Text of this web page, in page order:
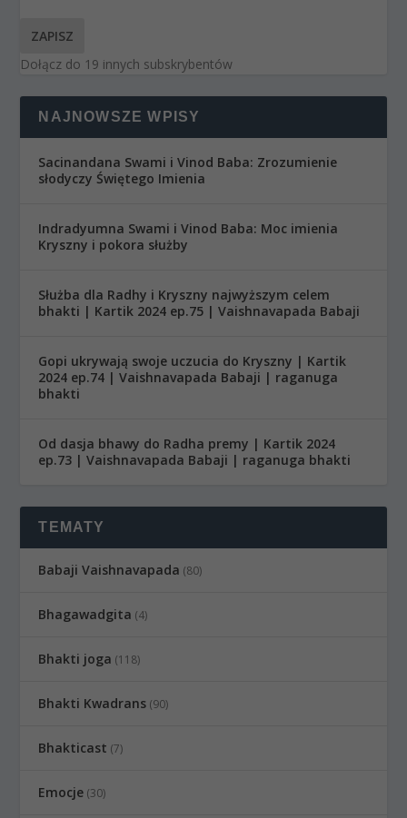
ZAPISZ
Dołącz do 19 innych subskrybentów
NAJNOWSZE WPISY
Sacinandana Swami i Vinod Baba: Zrozumienie
słodyczy Świętego Imienia
Indradyumna Swami i Vinod Baba: Moc imienia
Kryszny i pokora służby
Służba dla Radhy i Kryszny najwyższym celem
bhakti | Kartik 2024 ep.75 | Vaishnavapada Babaji
Gopi ukrywają swoje uczucia do Kryszny | Kartik
2024 ep.74 | Vaishnavapada Babaji | raganuga
bhakti
Od dasja bhawy do Radha premy | Kartik 2024
ep.73 | Vaishnavapada Babaji | raganuga bhakti
TEMATY
Babaji Vaishnavapada (80)
Bhagawadgita (4)
Bhakti joga (118)
Bhakti Kwadrans (90)
Bhakticast (7)
Emocje (30)